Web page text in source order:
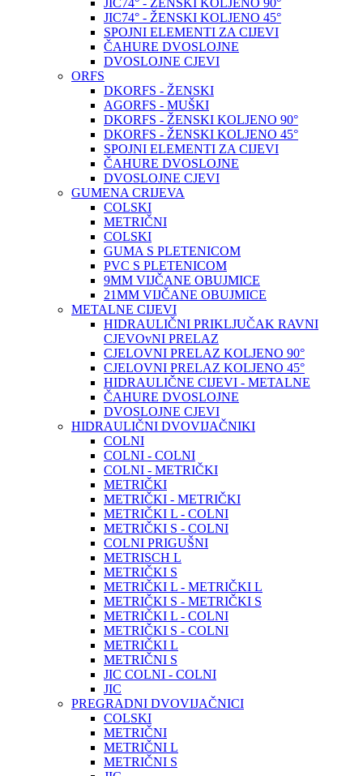
JIC74° - ŽENSKI KOLJENO 90°
JIC74° - ŽENSKI KOLJENO 45°
SPOJNI ELEMENTI ZA CIJEVI
ČAHURE DVOSLOJNE
DVOSLOJNE CJEVI
ORFS
DKORFS - ŽENSKI
AGORFS - MUŠKI
DKORFS - ŽENSKI KOLJENO 90°
DKORFS - ŽENSKI KOLJENO 45°
SPOJNI ELEMENTI ZA CIJEVI
ČAHURE DVOSLOJNE
DVOSLOJNE CJEVI
GUMENA CRIJEVA
COLSKI
METRIČNI
COLSKI
GUMA S PLETENICOM
PVC S PLETENICOM
9MM VIJČANE OBUJMICE
21MM VIJČANE OBUJMICE
METALNE CIJEVI
HIDRAULIČNI PRIKLJUČAK RAVNI
CJEVOvNI PRELAZ
CJELOVNI PRELAZ KOLJENO 90°
CJELOVNI PRELAZ KOLJENO 45°
HIDRAULIČNE CIJEVI - METALNE
ČAHURE DVOSLOJNE
DVOSLOJNE CJEVI
HIDRAULIČNI DVOVIJAČNIKI
COLNI
COLNI - COLNI
COLNI - METRIČKI
METRIČKI
METRIČKI - METRIČKI
METRIČKI L - COLNI
METRIČKI S - COLNI
COLNI PRIGUŠNI
METRISCH L
METRIČKI S
METRIČKI L - METRIČKI L
METRIČKI S - METRIČKI S
METRIČKI L - COLNI
METRIČKI S - COLNI
METRIČKI L
METRIČNI S
JIC COLNI - COLNI
JIC
PREGRADNI DVOVIJAČNICI
COLSKI
METRIČNI
METRIČNI L
METRIČNI S